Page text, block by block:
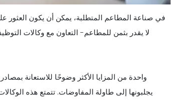
في صناعة المطاعم المتطلبة، يمكن أن يكون العثور
لا يقدر بثمن للمطاعم- التعاون مع وكالات
واحدة من المزايا الأكثر وضوحًا للاستعانة
يجلبونها إلى طاولة المفاوضات. تتمتع هذه